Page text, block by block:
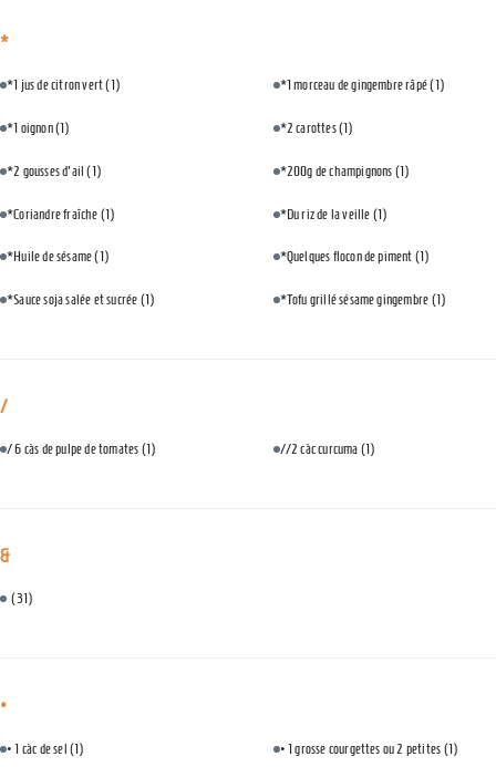
*
*1 jus de citron vert(1) *1 morceau de gingembre râpé(1)
*1 oignon(1) *2 carottes(1)
*2 gousses d'ail(1) *200g de champignons (1)
*Coriandre fraîche (1) *Du riz de la veille (1)
*Huile de sésame(1) *Quelques flocon de piment (1)
*Sauce soja salée et sucrée (1) *Tofu grillé sésame gingembre (1)
/
/ 6 càs de pulpe de tomates (1) //2 càc curcuma (1)
&
(31)
•
• 1 càc de sel(1) • 1 grosse courgettes ou 2 petites (1)